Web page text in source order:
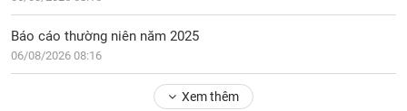
Báo cáo thường niên năm 2025
06/08/2026 08:16
Xem thêm
tư